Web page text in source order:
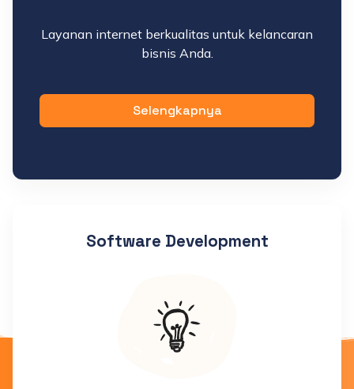
Layanan internet berkualitas untuk kelancaran
bisnis Anda.
Selengkapnya
Software Development